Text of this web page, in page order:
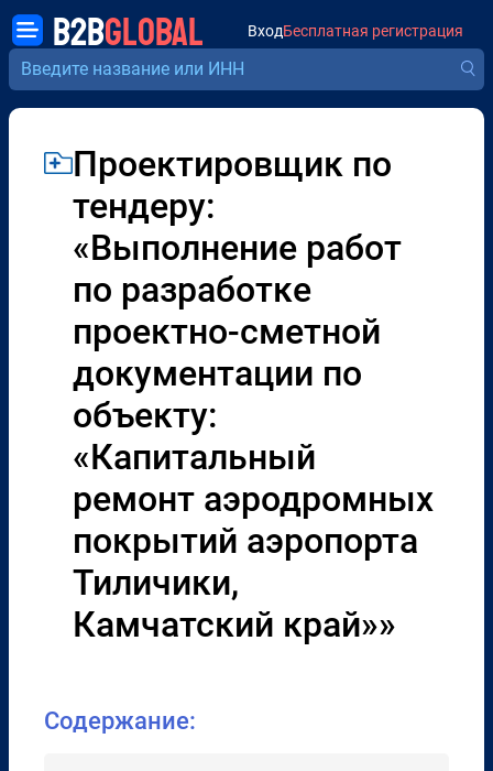
B2BGLOBAL ВходБесплатная регистрация
Проектировщик по
тендеру:
«Выполнение работ
по разработке
проектно-сметной
документации по
объекту:
«Капитальный
ремонт аэродромных
покрытий аэропорта
Тиличики,
Камчатский край»»
Содержание: